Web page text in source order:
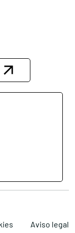
Aviso legal